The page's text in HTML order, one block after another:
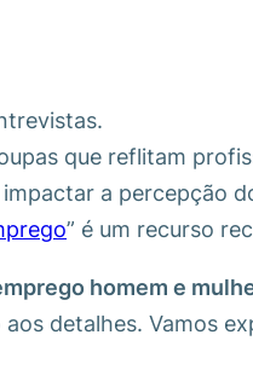
que reflitam
a percepção
” é um recurso
homem e
detalhes. Vamos